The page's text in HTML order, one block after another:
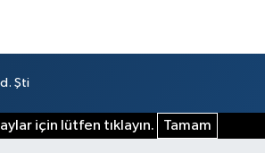
Şti
için lütfen tıklayın. Tamam